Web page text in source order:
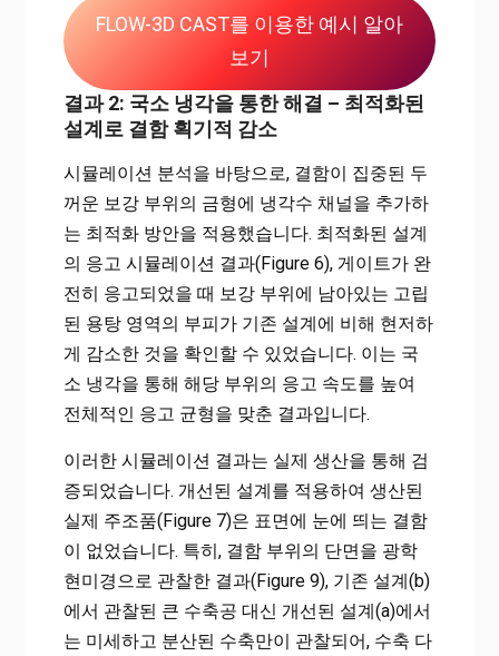
FLOW-3D CAST를 이용한 예시 알아
보기
결과 2: 국소 냉각을 통한 해결 – 최적화된
설계로 결함 획기적 감소
시뮬레이션 분석을 바탕으로, 결함이 집중된 두
꺼운 보강 부위의 금형에 냉각수 채널을 추가하
는 최적화 방안을 적용했습니다. 최적화된 설계
의 응고 시뮬레이션 결과(Figure 6), 게이트가 완
전히 응고되었을 때 보강 부위에 남아있는 고립
된 용탕 영역의 부피가 기존 설계에 비해 현저하
게 감소한 것을 확인할 수 있었습니다. 이는 국
소 냉각을 통해 해당 부위의 응고 속도를 높여
전체적인 응고 균형을 맞춘 결과입니다.
이러한 시뮬레이션 결과는 실제 생산을 통해 검
증되었습니다. 개선된 설계를 적용하여 생산된
실제 주조품(Figure 7)은 표면에 눈에 띄는 결함
이 없었습니다. 특히, 결함 부위의 단면을 광학
현미경으로 관찰한 결과(Figure 9), 기존 설계(b)
에서 관찰된 큰 수축공 대신 개선된 설계(a)에서
는 미세하고 분산된 수축만이 관찰되어, 수축 다